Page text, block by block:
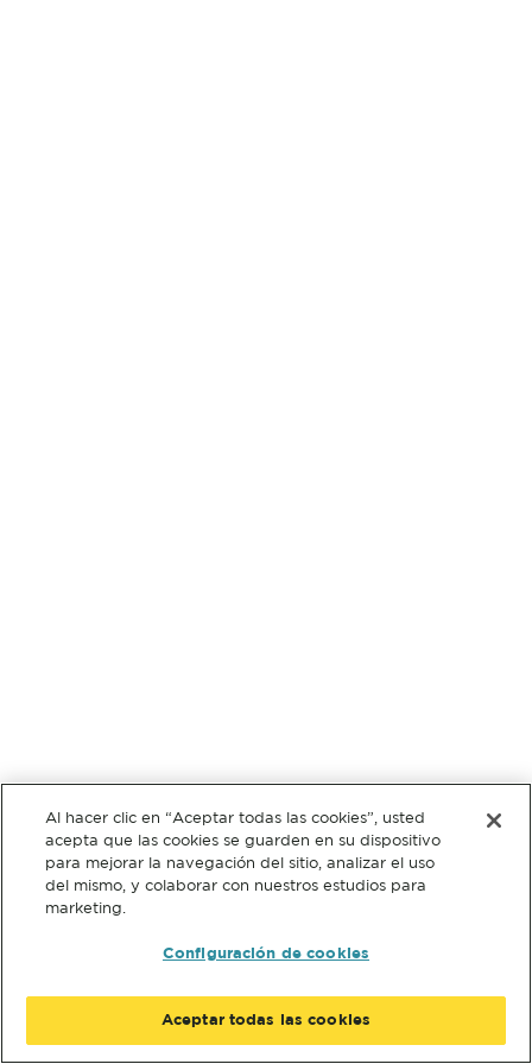
Al hacer clic en “Aceptar todas las cookies”, usted
acepta que las cookies se guarden en su dispositivo
para mejorar la navegación del sitio, analizar el uso
del mismo, y colaborar con nuestros estudios para
marketing.
Configuración de cookies
Aceptar todas las cookies